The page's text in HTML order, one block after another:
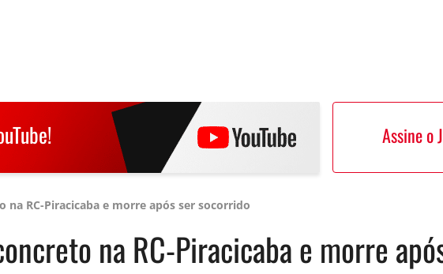
Assine o
RC-Piracicaba e morre após ser socorrido
na RC-Piracicaba e morre